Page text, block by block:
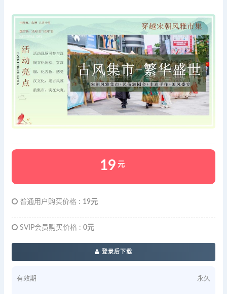
19 元
普通用户购买价格 : 19元
SVIP会员购买价格 : 0元
登录后下载
有效期 永久